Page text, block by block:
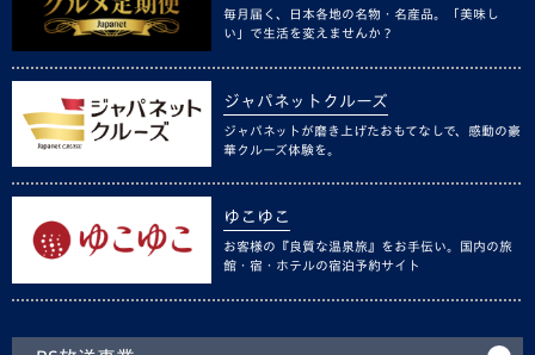
毎月届く、日本各地の名物・名産品。「美味し
い」で生活を変えませんか？
ジャパネットクルーズ
ジャパネットが磨き上げたおもてなしで、感動の豪
華クルーズ体験を。
ゆこゆこ
お客様の『良質な温泉旅』をお手伝い。国内の旅
館・宿・ホテルの宿泊予約サイト